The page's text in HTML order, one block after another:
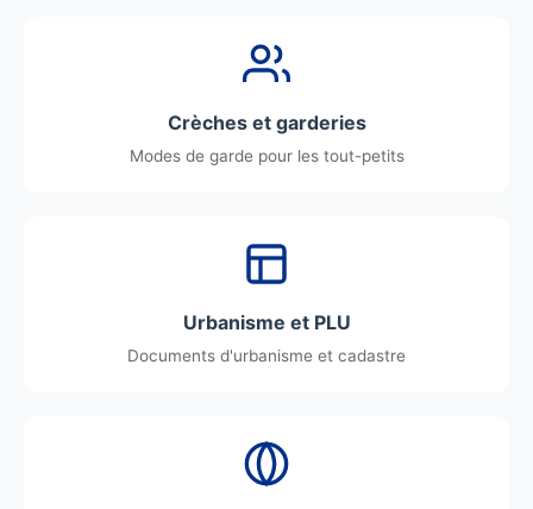
Crèches et garderies
Modes de garde pour les tout-petits
Urbanisme et PLU
Documents d'urbanisme et cadastre